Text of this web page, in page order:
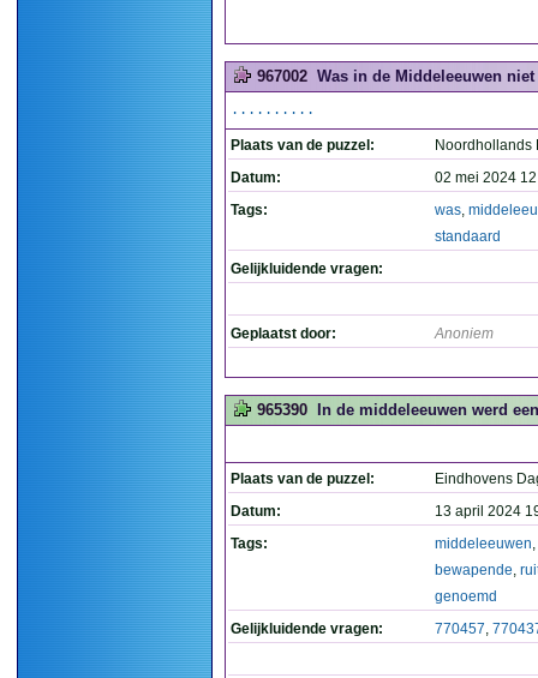
967002 Was in de Middeleeuwen niet
..........
Plaats van de puzzel:
Noordhollands
Datum:
02 mei 2024
Tags:
was,
standaard
Gelijkluidende vragen:
Geplaatst door: Anoniem
965390 In de middeleeuwen werd
Plaats van de puzzel:
Eindhovens
Datum:
13 april 2024
Tags:
middeleeuwen,
bewapende,
genoemd
Gelijkluidende vragen:
770457,